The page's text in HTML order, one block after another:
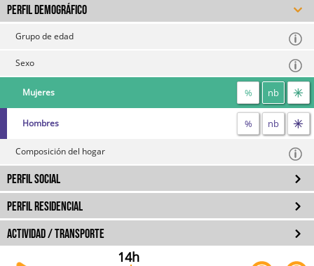
14h
PERFIL DEMOGRÁFICO
Grupo de edad
Sexo
Mujeres % nb
Hombres % nb
Composición del hogar
PERFIL SOCIAL
PERFIL RESIDENCIAL
ACTIVIDAD / TRANSPORTE